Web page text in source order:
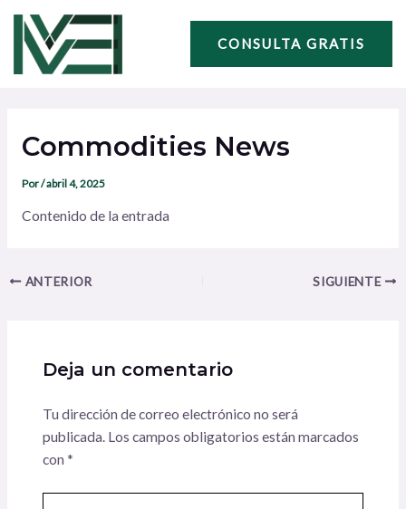
contenido
CONSULTA GRATIS
Commodities News
Por/abril 4, 2025
Contenido de la entrada
entradas
ANTERIOR SIGUIENTE
Deja un comentario
Tu dirección de correo electrónico no será
publicada. Los campos obligatorios están marcados
con *